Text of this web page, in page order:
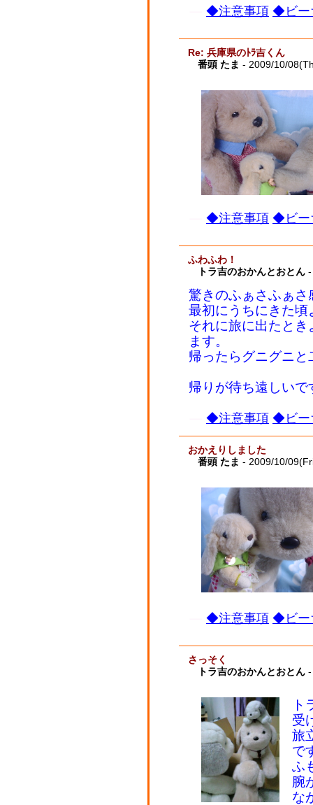
◆注意事項 ◆ビー
Re: 兵庫県のﾄﾗ吉くん
番頭 たま - 2009/10/
◆注意事項 ◆ビー
ふわふわ！
トラ吉のおかんとおとん
驚きのふぁさふぁさ
最初にうちにきた
それに旅に出たと
ます。
帰ったらグニグニ
帰りが待ち遠しいで
◆注意事項 ◆ビー
おかえりしました
番頭 たま - 2009/10/
◆注意事項 ◆ビー
さっそく
トラ吉のおかんとおとん
ト
受
旅
で
ふ
腕
な